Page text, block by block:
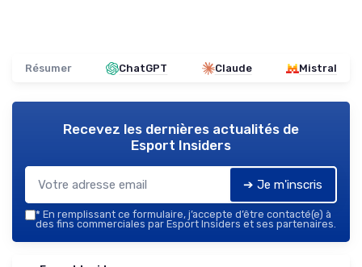
Résumer ChatGPT Claude Mistral
Recevez les dernières actualités de
Esport Insiders
➔ Je m'inscris
* En remplissant ce formulaire, j’accepte d’être contacté(e) à
des fins commerciales par Esport Insiders et ses partenaires.